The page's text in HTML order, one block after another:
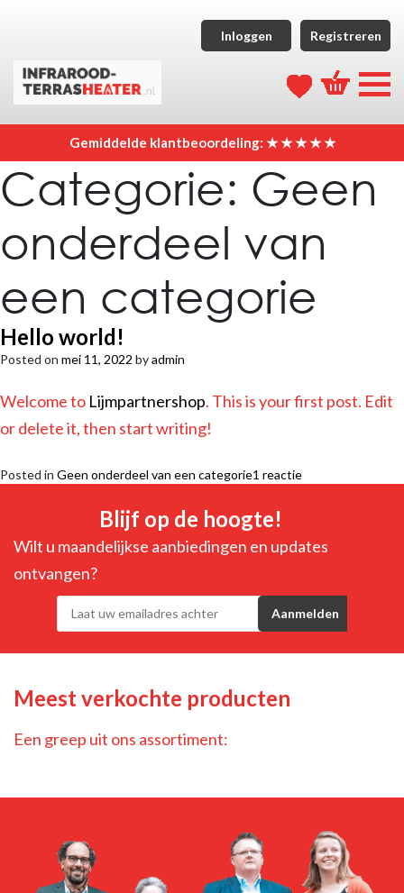
Inloggen Registreren
Gemiddelde klantbeoordeling: ★ ★ ★ ★ ★
Categorie: Geen
onderdeel van
een categorie
Hello world!
Posted on mei 11, 2022 byadmin
Welcome to Lijmpartnershop. This is your first post. Edit
or delete it, then start writing!
Posted in Geen onderdeel van een categorie1 reactieop
Blijf op de hoogte!
Wilt u maandelijkse aanbiedingen en updates
ontvangen?
Meest verkochte producten
Een greep uit ons assortiment: